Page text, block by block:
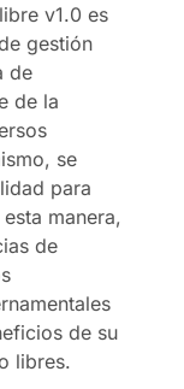
v1.0 es
gestión
de
de la
se
para
manera,
de
de su
libres.